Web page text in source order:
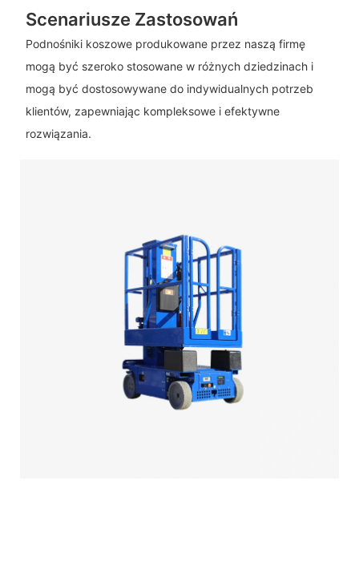
Scenariusze Zastosowań
Podnośniki koszowe produkowane przez naszą firmę
mogą być szeroko stosowane w różnych dziedzinach i
mogą być dostosowywane do indywidualnych potrzeb
klientów, zapewniając kompleksowe i efektywne
rozwiązania.